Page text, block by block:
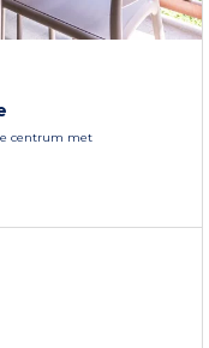
centrum met